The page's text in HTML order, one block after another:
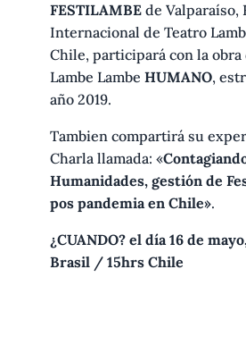
FESTILAMBE de Valparaíso,
Internacional de Teatro
Chile, participará con la obra
Lambe Lambe HUMANO,
año 2019.
Tambien compartirá su
Charla llamada: «
Humanidades, gestión de
pos pandemia en Chile».
¿CUANDO? el día 16 de
Brasil / 15hrs Chile